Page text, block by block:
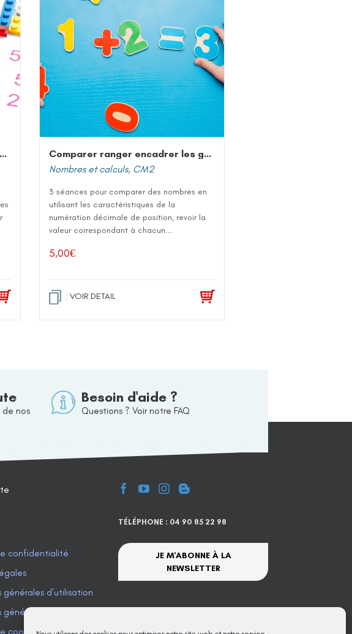
Composer et décomposer les grands nombres entiers
Comparer ranger encadrer les grands nombres entiers
Nombres et calculs, CM2
3 séances pour comparer des nombres en
utilisant les caractéristiques de la
numération décimale de position, revoir la
valeur correspondant à chacun...
5,00€
VOIR DETAIL
nos
Besoin d'aide ?
Questions ? Voir notre FAQ
confidentialité
générales d’utilisation
de vente
cookies (UE)
TÉLÉPHONE : 04 90 85 22 98
JE M'ABONNE À LA
NEWSLETTER